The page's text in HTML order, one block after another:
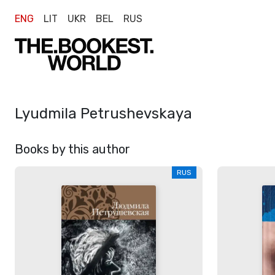
ENG LIT UKR BEL RUS
Lyudmila Petrushevskaya
Books by this author
RUS